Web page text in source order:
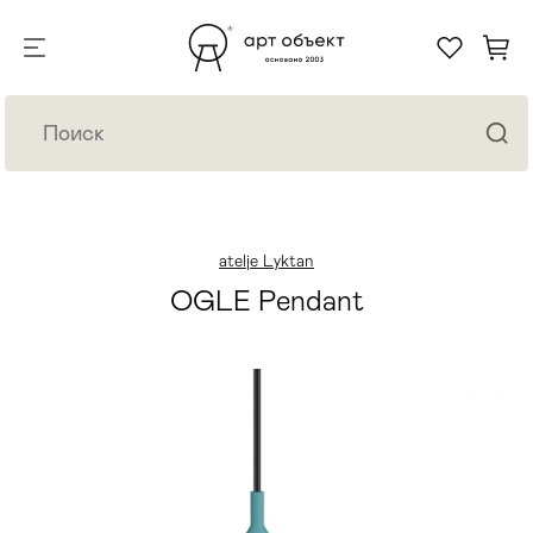
atelje Lyktan
OGLE Pendant